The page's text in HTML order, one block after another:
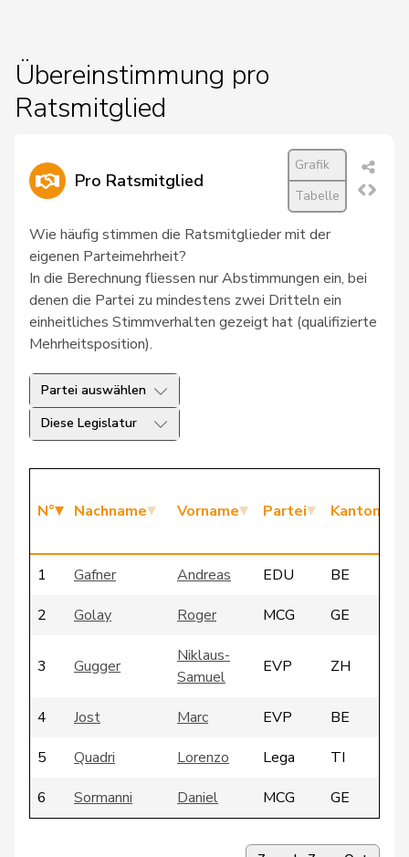
Übereinstimmung pro
Ratsmitglied
Pro Ratsmitglied
Grafik
Tabelle
Wie häufig stimmen die Ratsmitglieder mit der
eigenen Parteimehrheit?
In die Berechnung fliessen nur Abstimmungen ein, bei
denen die Partei zu mindestens zwei Dritteln ein
einheitliches Stimmverhalten gezeigt hat (qualifizierte
Mehrheitsposition).
Partei auswählen
Diese Legislatur
N° Nachname Vorname Partei Kanton
1 Gafner Andreas EDU
BE
2
Golay Roger MCG GE
3 Gugger
Niklaus-
Samuel
EVP ZH
4 Jost Marc EVP
BE
5
Quadri Lorenzo Lega
TI
6
Sormanni Daniel MCG
GE